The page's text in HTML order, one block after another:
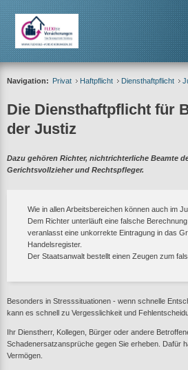
Navigation: Privat Haftpflicht Diensthaftpflicht
Die Diensthaftpflicht für
der Justiz
Dazu gehören Richter, nichtrichterliche Beamte
Gerichtsvollzieher und Rechtspfleger.
Wie in allen Arbeitsbereichen können auch im
Dem Richter unterläuft eine falsche
veranlasst eine unkorrekte Eintragung in das
Handelsregister.
Der Staatsanwalt bestellt einen Zeugen zum
Besonders in Stresssituationen - wenn schnelle
kann es schnell zu Vergesslichkeit und
Ihr Dienstherr, Kollegen, Bürger oder andere
Schadenersatzansprüche gegen Sie erheben. Dafür
Vermögen.